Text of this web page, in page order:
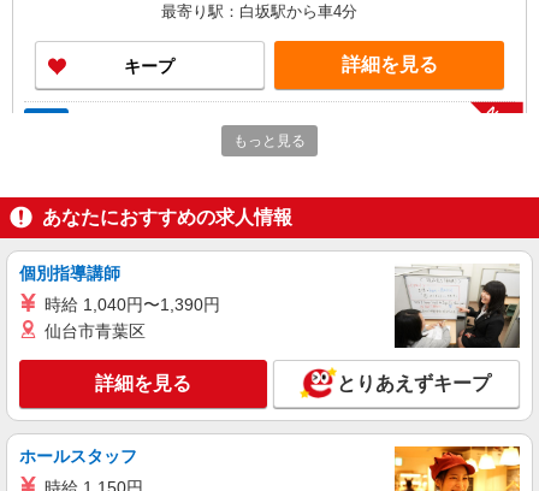
最寄り駅：白坂駅から車4分
キープ 詳細を見る
UTエージェント株式会社 AGT北日本第一CU AGT郡山エリア 白坂CL
NEW
加工・組付け・検査
月給：233,000円〜 月収例：277,000円(月給＋
福島県白河市 勤務詳細：白河市 通勤方法：車
最寄り駅：白坂駅から車3分 ※構内の（無料）駐
車場利用OK ※東北自動車道白河ICより車5分、白
河中央スマートICより車15分 ※新白河駅より車10
分
詳細を見る
UTエージェント株式会社 AGT北日本第一CU AGT郡山エリア 白河東
CL 《AZGT1C》
NEW
もっと見る
あなたにおすすめの求人情報
個別指導講師
時給 1,040円〜1,390円
仙台市青葉区
詳細を見る とりあえずキープ
ホールスタッフ